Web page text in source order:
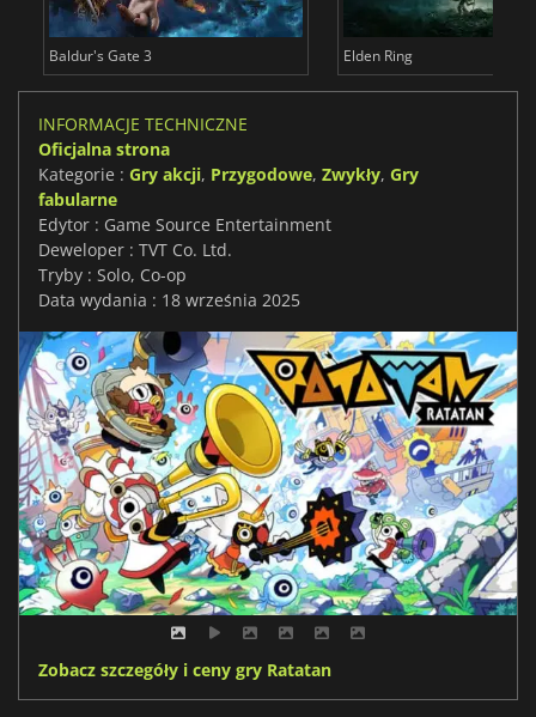
Baldur's Gate 3 Elden Ring
INFORMACJE TECHNICZNE
Oficjalna strona
Kategorie : Gry akcji, Przygodowe, Zwykły, Gry
fabularne
Edytor : Game Source Entertainment
Deweloper : TVT Co. Ltd.
Tryby : Solo, Co-op
Data wydania : 18 września 2025
Zobacz szczegóły i ceny gry Ratatan